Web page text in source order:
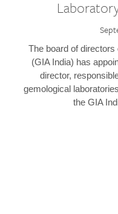
The board of
(GIA India) has
director,
gemological
the GIA